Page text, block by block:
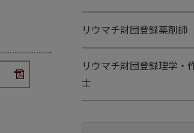
リウマチ財団登録薬剤師
リウマチ財団登録理学・
士